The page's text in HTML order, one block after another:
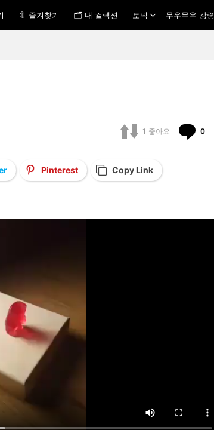
🔖 즐겨찾기 🗂 내 컬렉션 토픽 무우무우 강령
1 좋아요 0
Pinterest Copy Link